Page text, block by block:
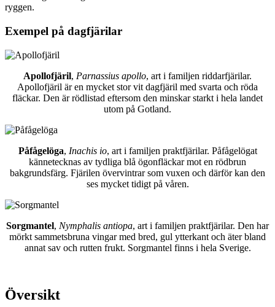
ryggen.
Exempel på dagfjärilar
Apollofjäril, Parnassius apollo, art i familjen riddarfjärilar.
Apollofjäril är en mycket stor vit dagfjäril med svarta och röda
fläckar. Den är rödlistad eftersom den minskar starkt i hela landet
utom på Gotland.
Påfågelöga, Inachis io, art i familjen praktfjärilar. Påfågelögat
kännetecknas av tydliga blå ögonfläckar mot en rödbrun
bakgrundsfärg. Fjärilen övervintrar som vuxen och därför kan den
ses mycket tidigt på våren.
Sorgmantel, Nymphalis antiopa, art i familjen praktfjärilar. Den har
mörkt sammetsbruna vingar med bred, gul ytterkant och äter bland
annat sav och rutten frukt. Sorgmantel finns i hela Sverige.
Översikt